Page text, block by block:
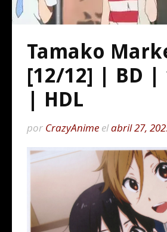
Tamako
[12/12] | BD |
| HDL
por CrazyAnime elabril 27,